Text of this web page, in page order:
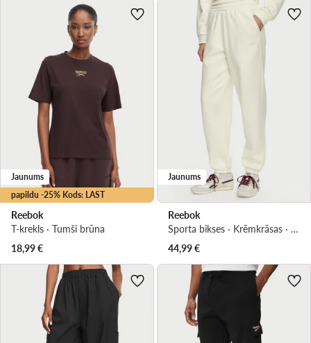
papildu -25% Kods: LAST
Jaunums
Reebok
T-krekls · Tumši brūna
18,99€
Jaunums
Reebok
Sporta bikses · Krēmkrāsas · Regular Fit
44,99€